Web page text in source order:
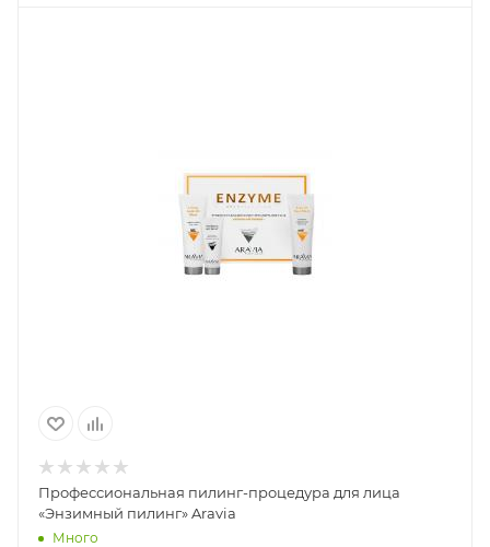
Профессиональная пилинг-процедура для лица
«Энзимный пилинг» Aravia
Много